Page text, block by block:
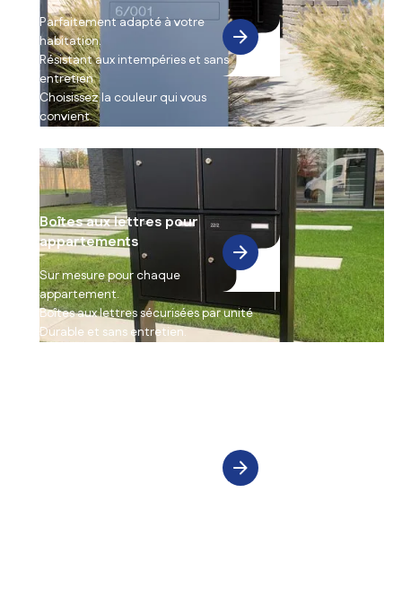
Parfaitement adapté à votre
habitation.
Résistant aux intempéries et sans
entretien
Choisissez la couleur qui vous
convient.
Boîtes aux lettres pour
appartements
Sur mesure pour chaque
appartement.
Boîtes aux lettres sécurisées par unité
Durable et sans entretien.
Des guichets aux numéros de maison.